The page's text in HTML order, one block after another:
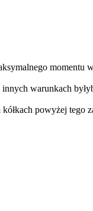
momentu
warunkach
powyżej tego